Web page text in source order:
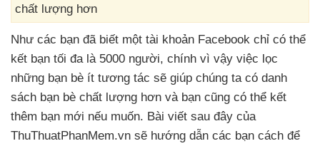
chất lượng hơn
Như các bạn đã biết một tài khoản Facebook chỉ có thể
kết bạn tối đa là 5000 người, chính vì vậy việc lọc
những bạn bè ít tương tác sẽ giúp chúng ta có danh
sách bạn bè chất lượng hơn và bạn cũng có thể kết
thêm bạn mới nếu muốn. Bài viết sau đây của
ThuThuatPhanMem.vn sẽ hướng dẫn các bạn cách để